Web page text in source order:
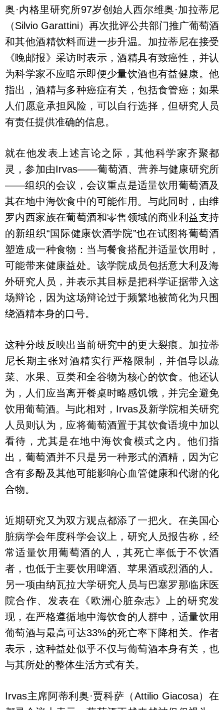
奥·内格里研究所97岁创始人西尔维奥·加拉蒂尼
（Silvio Garattini）再次批评公共部门推广葡萄酒
和其他酒精饮料而进一步升温。加拉蒂尼在接受
《晚邮报》采访时表示，酒精具有致癌性，并认
为科学家不应暗示即便少量饮酒也有益健康。他
指出，酒精与多种癌症有关，包括食管癌；如果
人们愿意承担风险，可以自行选择，但研究人员
有责任提供准确的信息。
就在他发表上述言论之际，其他科学家齐聚都
灵，参加由Irvas——葡萄酒、营养与健康研究所
——组织的会议，会议重点是适量饮用葡萄酒及
其在地中海饮食中的可能作用。与此同时，由维
罗内西家族在葡萄酒和零售领域的商业利益支持
的新组织“国际健康饮酒学院”也在试图将葡萄酒
塑造成一种食物：当与餐食搭配并适量饮用时，
可能带来健康益处。该学院成员包括意大利及海
外研究人员，并表示其目标是把科学证据带入这
场辩论，因为这场辩论过于频繁地被简化为只围
绕酒精本身的口号。
这种分歧反映出当前研究中的更大裂痕。加拉蒂
尼长期主张对酒精实行严格限制，并倡导以蔬
菜、水果、豆类和全谷物为核心的饮食。他还认
为，人们应当离开餐桌时略感饥饿，并完全避免
饮用葡萄酒。与此相对，Irvas及新学院相关研究
人员则认为，应将葡萄酒置于其饮食语境中加以
看待，尤其是在地中海饮食模式之内。他们指
出，葡萄酒并不只是另一种形式的酒精，因为它
含有多酚及其他可能影响心血管健康和代谢的化
合物。
近期研究又为双方观点都添了一把火。在美国心
脏病学会年度科学会议上，研究人员报告称，经
常适量饮用葡萄酒的人，其死亡率低于不饮酒
者，也低于主要饮用啤酒、苹果酒或烈酒的人。
另一项由纳瓦拉大学研究人员与巴塞罗那临床医
院合作、发表在《欧洲心脏杂志》上的研究发
现，在严格遵循地中海饮食的人群中，适量饮用
葡萄酒与最高可达33%的死亡率下降相关。作者
表示，这种益处似乎不仅与葡萄酒本身有关，也
与其所处的整体生活方式有关。
Irvas主席阿蒂利奥·贾科萨（Attilio Giacosa）在